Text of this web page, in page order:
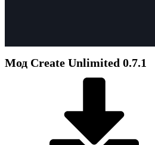
Мод Create Unlimited 0.7.1